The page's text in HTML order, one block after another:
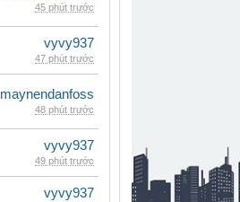
45 phút trước
vyvy937
47 phút trước
maynendanfoss
48 phút trước
vyvy937
49 phút trước
vyvy937